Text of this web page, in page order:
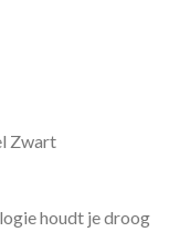
Zwart
houdt je droog